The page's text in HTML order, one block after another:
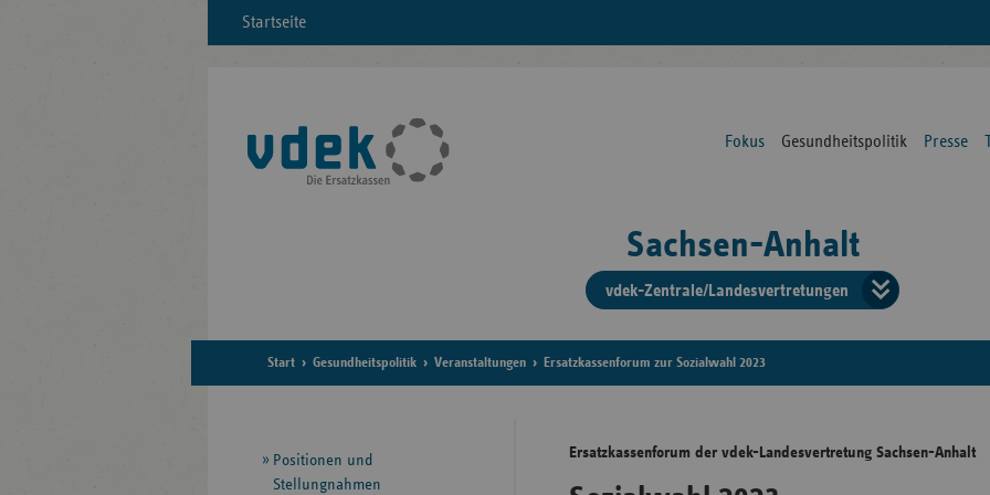
Startseite
Fokus Gesundheitspolitik Presse
Sachsen-Anhalt
vdek-Zentrale/Landesvertretungen
der
Start Gesundheitspolitik Veranstaltungen Ersatzkassenforum zur Sozialwahl 2023
Ersatzkassenforum der vdek-Landesvertretung Sachsen-Anhalt
Seitennavigation
Positionen und
Stellungnahmen